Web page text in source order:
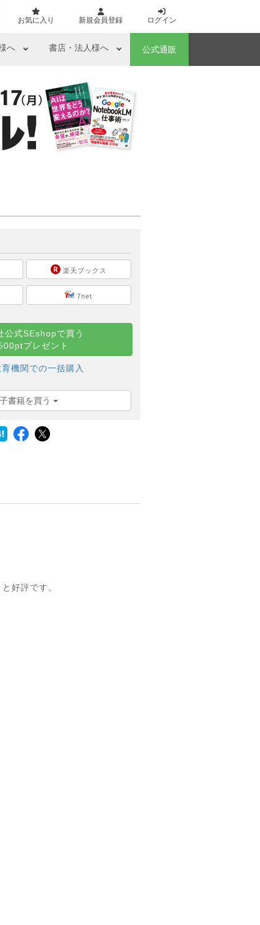
お気に入り 新規会員登録 ログイン
へ 書店・法人様へ 公式通販
楽天ブックス
7net
公式SEshopで買う
プレゼント
機関での一括購入
書籍を買う
好評です。